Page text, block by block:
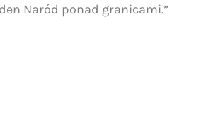
Naród ponad granicami.”